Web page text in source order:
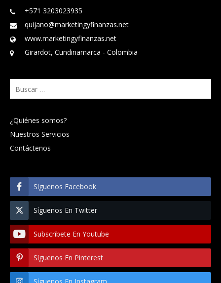
+571 3203023935
quijano@marketingyfinanzas.net
www.marketingyfinanzas.net
Girardot, Cundinamarca - Colombia
Buscar:
¿Quiénes somos?
Nuestros Servicios
Contáctenos
Síguenos Facebook
Síguenos En Twitter
Subscribete En Youtube
Síguenos En Pinterest